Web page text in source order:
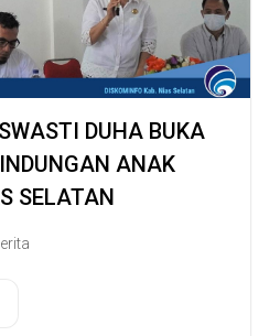
DUHA BUKA
ANAK
SELATAN